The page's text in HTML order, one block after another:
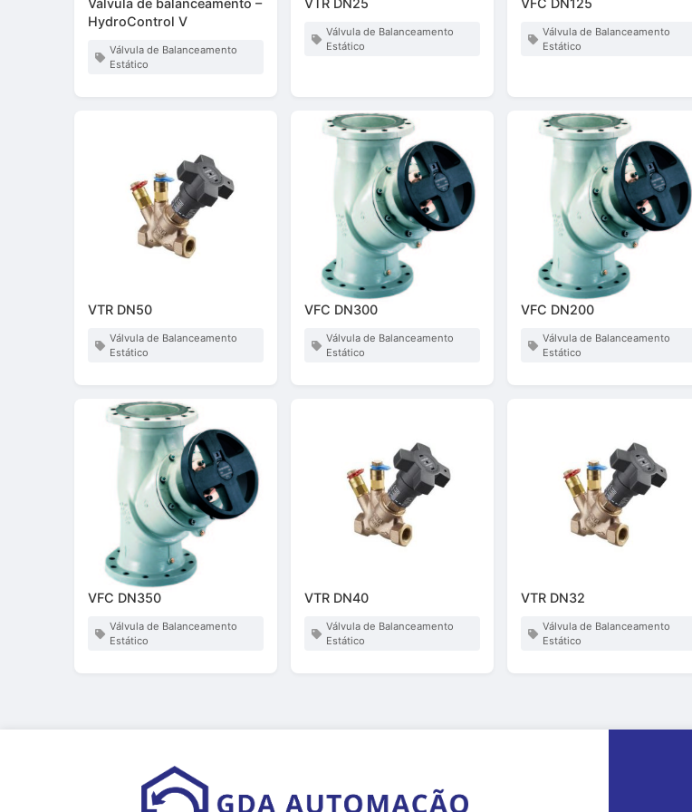
Válvula de balanceamento –
HydroControl V
Válvula de Balanceamento
Estático
VTR DN25
Válvula de Balanceamento
Estático
VFC DN125
Válvula de Balanceamento
Estático
VTR DN50
Válvula de Balanceamento
Estático
VFC DN300
Válvula de Balanceamento
Estático
VFC DN200
Válvula de Balanceamento
Estático
VFC DN350
Válvula de Balanceamento
Estático
VTR DN40
Válvula de Balanceamento
Estático
VTR DN32
Válvula de Balanceamento
Estático